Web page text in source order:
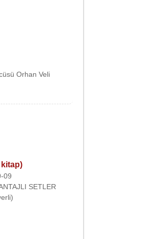
Orhan Veli
kitap)
09
SETLER